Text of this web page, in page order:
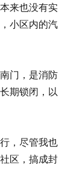
来也没有实
小区内的汽
门，是消防
期锁闭，以
，尽管我也
区，搞成封